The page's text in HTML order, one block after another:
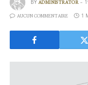
BY ADMINISTRATOR
AUCUN COMMENTAIRE 1